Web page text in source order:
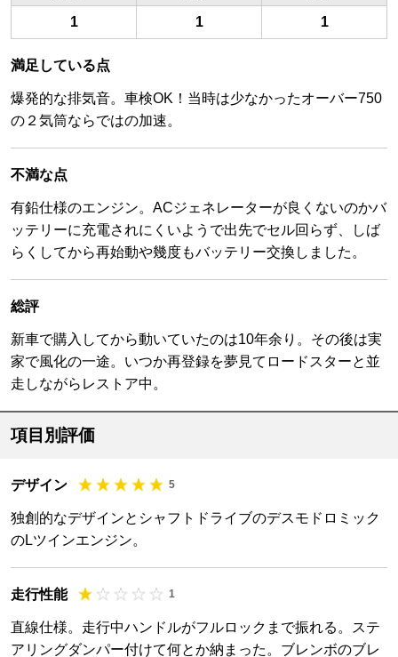
1 1 1
満足している点
爆発的な排気音。車検OK！当時は少なかったオーバー750
の２気筒ならではの加速。
不満な点
有鉛仕様のエンジン。ACジェネレーターが良くないのかバ
ッテリーに充電されにくいようで出先でセル回らず、しば
らくしてから再始動や幾度もバッテリー交換しました。
総評
新車で購入してから動いていたのは10年余り。その後は実
家で風化の一途。いつか再登録を夢見てロードスターと並
走しながらレストア中。
項目別評価
デザイン 5
独創的なデザインとシャフトドライブのデスモドロミック
のLツインエンジン。
走行性能 1
直線仕様。走行中ハンドルがフルロックまで振れる。ステ
アリングダンパー付けて何とか納まった。ブレンボのブレ